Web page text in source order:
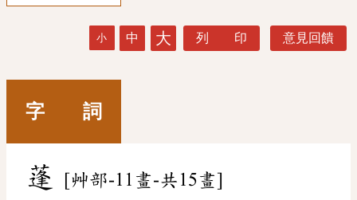
小 中 大 列 印 意見回饋
字 詞
蓬 [艸部-11畫-共15畫]